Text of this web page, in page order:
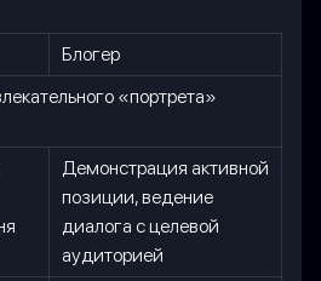
Блогер
«портрета»
Демонстрация активной
позиции, ведение
диалога с целевой
аудиторией